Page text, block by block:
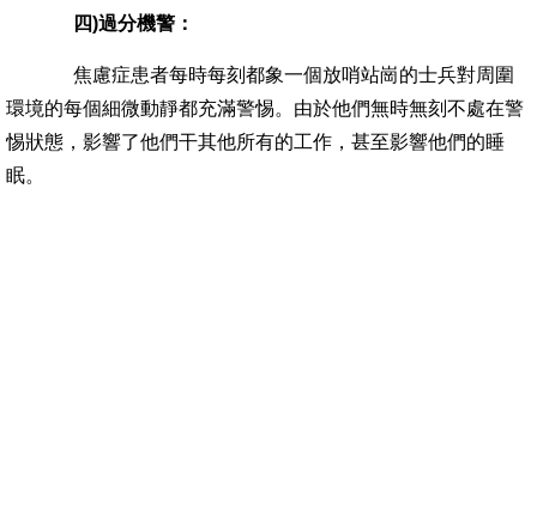
四)過分機警：
焦慮症患者每時每刻都象一個放哨站崗的士兵對周圍
環境的每個細微動靜都充滿警惕。由於他們無時無刻不處在警
惕狀態，影響了他們干其他所有的工作，甚至影響他們的睡
眠。